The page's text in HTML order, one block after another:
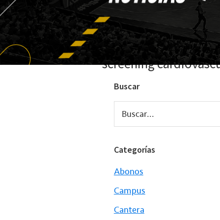
screening
Buscar
Buscar...
Categorías
Abonos
Campus
Cantera